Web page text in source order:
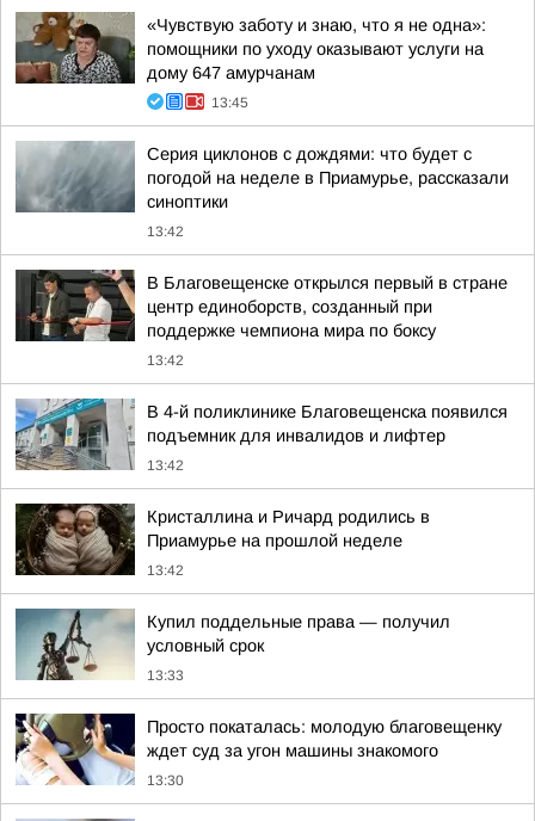
«Чувствую заботу и знаю, что я не одна»:
помощники по уходу оказывают услуги на
дому 647 амурчанам
13:45
Серия циклонов с дождями: что будет с
погодой на неделе в Приамурье, рассказали
синоптики
13:42
В Благовещенске открылся первый в стране
центр единоборств, созданный при
поддержке чемпиона мира по боксу
13:42
В 4-й поликлинике Благовещенска появился
подъемник для инвалидов и лифтер
13:42
Кристаллина и Ричард родились в
Приамурье на прошлой неделе
13:42
Купил поддельные права — получил
условный срок
13:33
Просто покаталась: молодую благовещенку
ждет суд за угон машины знакомого
13:30